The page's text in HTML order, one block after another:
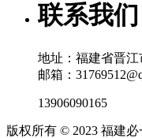
联系我们
地址：福建省晋
邮箱：
13906090165
版权所有 © 2023 福建